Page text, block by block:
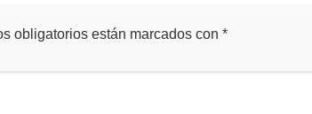
obligatorios están marcados con *